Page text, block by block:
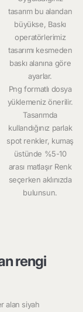
tasarım bu alandan
büyükse, Baskı
operatörlerimiz
tasarımı kesmeden
baskı alanına göre
ayarlar.
Png formatlı dosya
yüklemeniz önerilir.
Tasarımda
kullandığınız parlak
spot renkler, kumaş
üstünde %5-10
arası matlaşır Renk
seçerken aklınızda
bulunsun.
rengi
alan siyah